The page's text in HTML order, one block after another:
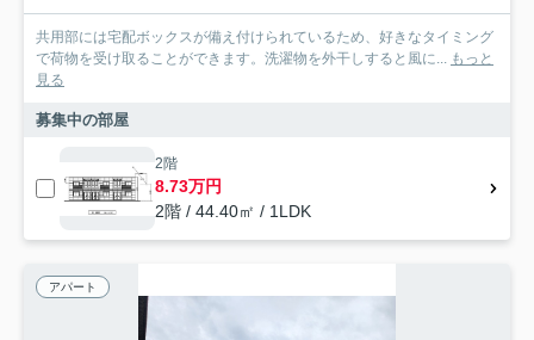
共用部には宅配ボックスが備え付けられているため、好きなタイミング
で荷物を受け取ることができます。洗濯物を外干しすると風に... もっと
見る
募集中の部屋
2階
8.73万円
2階 / 44.40㎡ / 1LDK
アパート